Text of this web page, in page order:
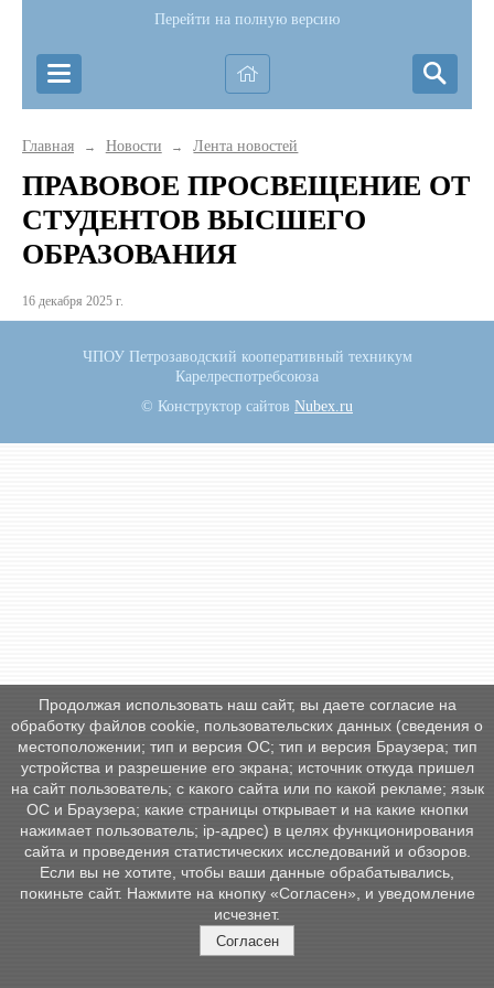
Перейти на полную версию
Главная → Новости → Лента новостей
ПРАВОВОЕ ПРОСВЕЩЕНИЕ ОТ
СТУДЕНТОВ ВЫСШЕГО
ОБРАЗОВАНИЯ
16 декабря 2025 г.
ЧПОУ Петрозаводский кооперативный техникум
Карелреспотребсоюза
© Конструктор сайтов Nubex.ru
Продолжая использовать наш сайт, вы даете согласие на
обработку файлов cookie, пользовательских данных (сведения о
местоположении; тип и версия ОС; тип и версия Браузера; тип
устройства и разрешение его экрана; источник откуда пришел
на сайт пользователь; с какого сайта или по какой рекламе; язык
ОС и Браузера; какие страницы открывает и на какие кнопки
нажимает пользователь; ip-адрес) в целях функционирования
сайта и проведения статистических исследований и обзоров.
Если вы не хотите, чтобы ваши данные обрабатывались,
покиньте сайт. Нажмите на кнопку «Согласен», и уведомление
исчезнет.
Согласен